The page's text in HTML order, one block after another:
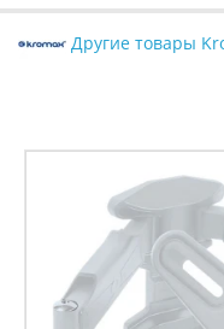
Другие товары